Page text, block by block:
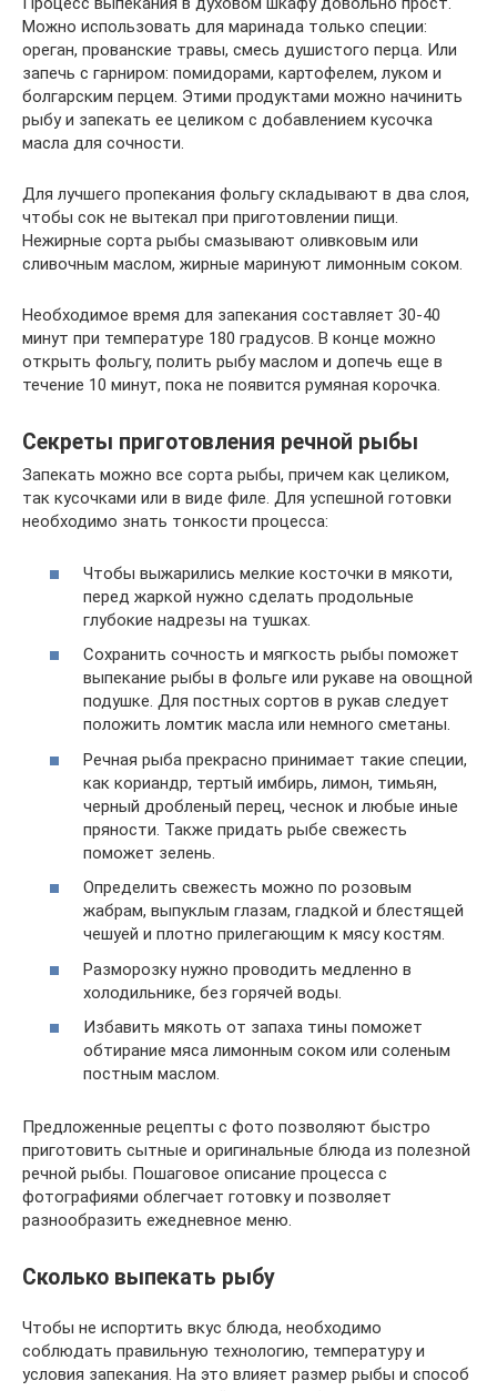
Можно использовать для маринада только специи:
ореган, прованские травы, смесь душистого перца. Или
запечь с гарниром: помидорами, картофелем, луком и
болгарским перцем. Этими продуктами можно начинить
рыбу и запекать ее целиком с добавлением кусочка
масла для сочности.
Для лучшего пропекания фольгу складывают в два слоя,
чтобы сок не вытекал при приготовлении пищи.
Нежирные сорта рыбы смазывают оливковым или
сливочным маслом, жирные маринуют лимонным соком.
Необходимое время для запекания составляет 30-40
минут при температуре 180 градусов. В конце можно
открыть фольгу, полить рыбу маслом и допечь еще в
течение 10 минут, пока не появится румяная корочка.
Секреты приготовления речной рыбы
Запекать можно все сорта рыбы, причем как целиком,
так кусочками или в виде филе. Для успешной готовки
необходимо знать тонкости процесса:
Чтобы выжарились мелкие косточки в мякоти,
перед жаркой нужно сделать продольные
глубокие надрезы на тушках.
Сохранить сочность и мягкость рыбы поможет
выпекание рыбы в фольге или рукаве на овощной
подушке. Для постных сортов в рукав следует
положить ломтик масла или немного сметаны.
Речная рыба прекрасно принимает такие специи,
как кориандр, тертый имбирь, лимон, тимьян,
черный дробленый перец, чеснок и любые иные
пряности. Также придать рыбе свежесть
поможет зелень.
Определить свежесть можно по розовым
жабрам, выпуклым глазам, гладкой и блестящей
чешуей и плотно прилегающим к мясу костям.
Разморозку нужно проводить медленно в
холодильнике, без горячей воды.
Избавить мякоть от запаха тины поможет
обтирание мяса лимонным соком или соленым
постным маслом.
Предложенные рецепты с фото позволяют быстро
приготовить сытные и оригинальные блюда из полезной
речной рыбы. Пошаговое описание процесса с
фотографиями облегчает готовку и позволяет
разнообразить ежедневное меню.
Сколько выпекать рыбу
Чтобы не испортить вкус блюда, необходимо
соблюдать правильную технологию, температуру и
условия запекания. На это влияет размер рыбы и способ